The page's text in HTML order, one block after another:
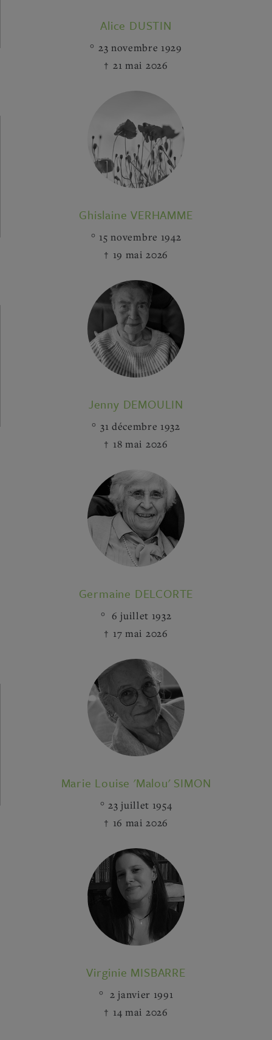
Alice DUSTIN
23 novembre 1929
21 mai 2026
Ghislaine VERHAMME
15 novembre 1942
19 mai 2026
Jenny DEMOULIN
31 décembre 1932
18 mai 2026
Germaine DELCORTE
6 juillet 1932
17 mai 2026
Marie Louise 'Malou' SIMON
23 juillet 1954
16 mai 2026
Virginie MISBARRE
2 janvier 1991
14 mai 2026